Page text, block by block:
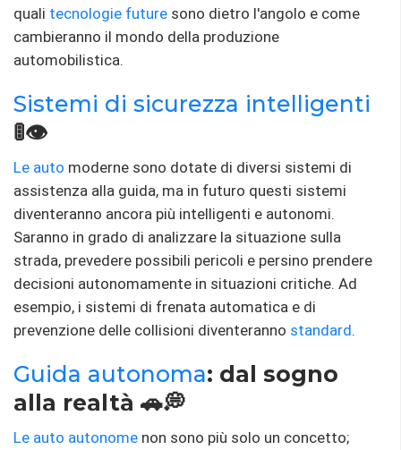
quali tecnologie future sono dietro l'angolo e come
cambieranno il mondo della produzione
automobilistica.
Sistemi di sicurezza intelligenti
🚦👁️
Le auto moderne sono dotate di diversi sistemi di
assistenza alla guida, ma in futuro questi sistemi
diventeranno ancora più intelligenti e autonomi.
Saranno in grado di analizzare la situazione sulla
strada, prevedere possibili pericoli e persino prendere
decisioni autonomamente in situazioni critiche. Ad
esempio, i sistemi di frenata automatica e di
prevenzione delle collisioni diventeranno standard.
Guida autonoma: dal sogno
alla realtà 🚗💭
Le auto autonome non sono più solo un concetto;